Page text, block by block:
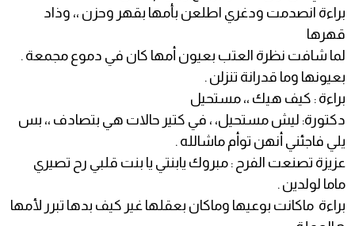
براءة انصدمت ودغري اطلعن بأمها بقهر وحزن ،، وذاد
قهرها
لما شافت نظرة العتب بعيون أمها كان في دموع مجمعة .
بعيونها وما قدرانة تنزلن .
براءة : كيف هيك ،، مستحيل
دكتورة: ليش مستحيل، ، في كتير حالات هي بتصادف ،، بس
يلي فاجئني أنهن توأم ماشالله .
عزيزة تصنعت الفرح : مبروك يابنتي يا بنت قلبي رح تصيري
ماما لولدين .
براءة ماكانت بوعيها وماكان بعقلها غير كيف بدها تبرر لأمها